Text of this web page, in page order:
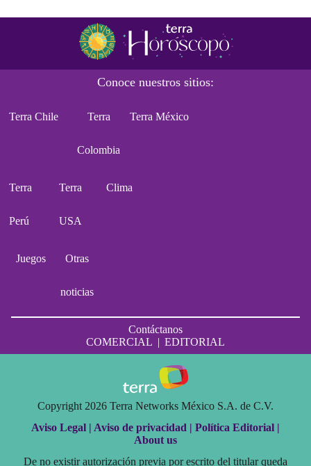
Conoce nuestros sitios:
Terra Chile Terra
Colombia
Terra México
Terra
Perú
Terra
USA
Clima
Juegos Otras
noticias
Contáctanos
COMERCIAL | EDITORIAL
Copyright 2026 Terra Networks México S.A. de C.V.
Aviso Legal | Aviso de privacidad | Política Editorial |
About us
De no existir autorización previa por escrito del titular queda